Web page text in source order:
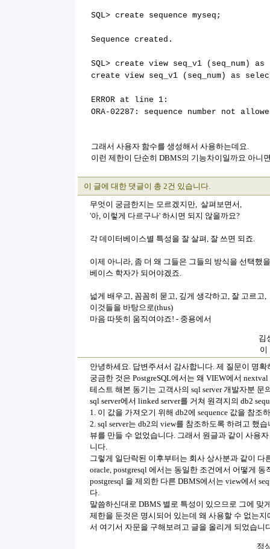
SQL> create sequence myseq;
Sequence created.
SQL> create view seq_v1 (seq_num)
create view seq_v1 (seq_num) as
ERROR at line 1:
ORA-02287: sequence number not
그래서 사용자 함수를 생성해서 사용하는데요.
이런 제한이 단순히 DBMS의 기능차이일까요 아니
이 글에 대한 댓글이 총 2건 있습니다.
무엇이 궁금한지는 모르겠지만, 살펴보면서,
'아, 이렇게 다르구나' 하시면 되지 않을까요?
각 데이터베이스별 특성을 잘 살펴, 잘 쓰면 되죠.
이제 아니라, 좀 더 왜 그들은 그들의 방식을 선택했
베이스 학자가 되어야겠죠.
넓게 배우고, 꼼꼼히 묻고, 깊게 생각하고, 잘 고르고,
이것들을 바탕으로(thus)
마음 따뜻히 움직여야죠! - 중용에서
김
이
안녕하세요. 답변주셔서 감사합니다. 제 질문이 명확
궁금한 것은 PostgreSQL에서는 왜 VIEW에서
테스트 해본 동기는 고객사의 sql server 개발자분 문
sql server에서 linked server를 거쳐 원격지의 db2
1. 이 값을 가져오기 위해 db2에 sequence 값을 참조
2. sql server는 db2의 view를 참조하도록 하려고 했
뷰를 만들 수 없었습니다. 그래서 원글과 같이 사용
니다.
그렇게 일단락된 이후부터는 회사 상사분과 같이 다
oracle, postgresql 에서는 동일한 조건에서 어떻게
postgresql 을 제외한 다른 DBMS에서는 view에서
다.
말씀하신대로 DBMS 별로 특성이 있으므로 그에 맞
제한을 둔것은 명시되어 있는데 왜 사용할 수 없는
서 여기서 자문을 구해보려고 글을 올리게 되었습니
정